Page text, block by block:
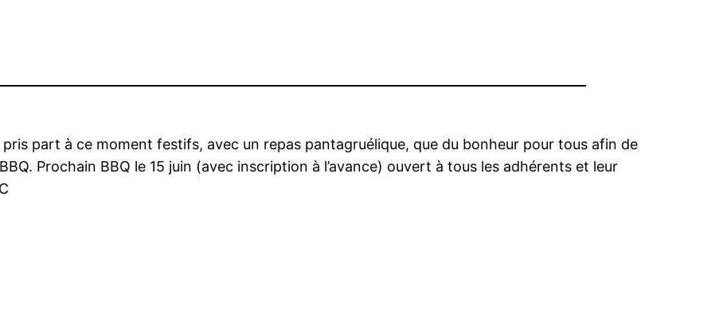
part à ce moment festifs, avec un repas pantagruélique, que du bonheur pour tous afin de
Prochain BBQ le 15 juin (avec inscription à l’avance) ouvert à tous les adhérents et leur